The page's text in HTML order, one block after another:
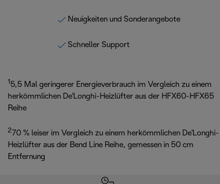
Neuigkeiten und Sonderangebote
Schneller Support
1 5,5 Mal geringerer Energieverbrauch im Vergleich zu einem
herkömmlichen De'Longhi-Heizlüfter aus der HFX60-HFX65
Reihe
2 70 % leiser im Vergleich zu einem herkömmlichen De'Longhi-
Heizlüfter aus der Bend Line Reihe, gemessen in 50 cm
Entfernung